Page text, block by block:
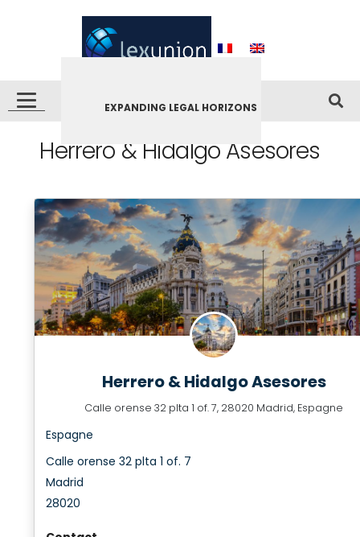
EXPANDING LEGAL HORIZONS
Herrero & Hidalgo Asesores
Herrero & Hidalgo Asesores
Calle orense 32 plta 1 of. 7, 28020 Madrid, Espagne
Espagne
Calle orense 32 plta 1 of. 7
Madrid
28020